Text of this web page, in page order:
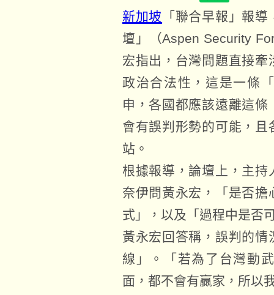
新加坡 「聯合早報」報導
壇」（Aspen Security
宏指出，台灣問題直接
政治合法性，這是一條
申，各國都應該遠離這
會有誤判形勢的可能，
站。
根據報導，論壇上，主持
奈伊問黃永宏，「是否
式」，以及「過程中是否
黃永宏回答稱，誤判的
線」。「若為了台灣動
面，都不會有贏家，所以